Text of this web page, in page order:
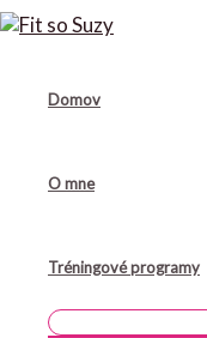
Preskočiť
na
Domov
O mne
Tréningové programy